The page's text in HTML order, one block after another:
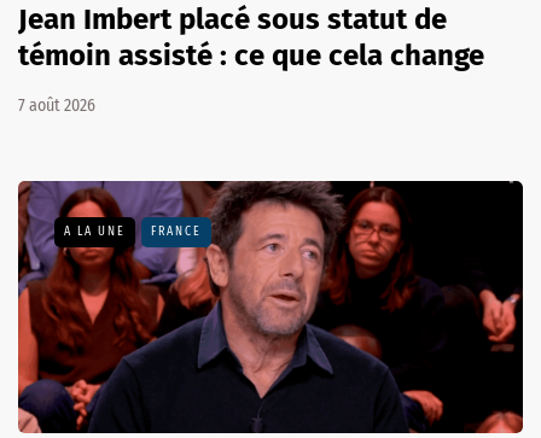
Jean Imbert placé sous statut de
témoin assisté : ce que cela change
7 août 2026
A LA UNE FRANCE